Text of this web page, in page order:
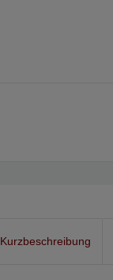
Kurzbeschreibung